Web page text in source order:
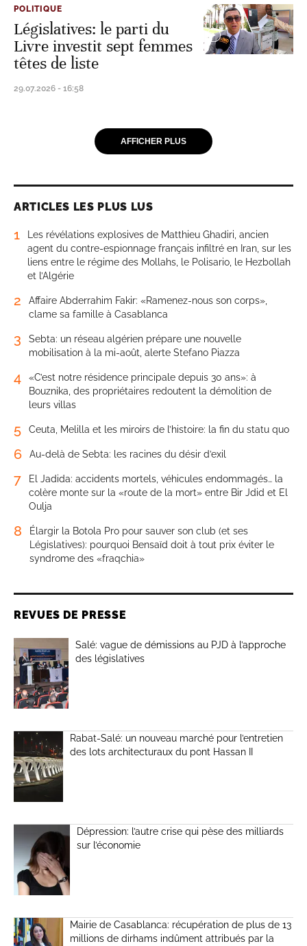
POLITIQUE
Législatives: le parti du
Livre investit sept femmes
têtes de liste
29.07.2026 - 16:58
AFFICHER PLUS
ARTICLES LES PLUS LUS
1
Les révélations explosives de Matthieu Ghadiri, ancien
agent du contre-espionnage français infiltré en Iran, sur les
liens entre le régime des Mollahs, le Polisario, le Hezbollah
et l’Algérie
2
Affaire Abderrahim Fakir: «Ramenez-nous son corps»,
clame sa famille à Casablanca
3
Sebta: un réseau algérien prépare une nouvelle
mobilisation à la mi-août, alerte Stefano Piazza
4
«C’est notre résidence principale depuis 30 ans»: à
Bouznika, des propriétaires redoutent la démolition de
leurs villas
5 Ceuta, Melilla et les miroirs de l’histoire: la fin du statu quo
6 Au-delà de Sebta: les racines du désir d’exil
7
El Jadida: accidents mortels, véhicules endommagés… la
colère monte sur la «route de la mort» entre Bir Jdid et El
Oulja
8
Élargir la Botola Pro pour sauver son club (et ses
Législatives): pourquoi Bensaïd doit à tout prix éviter le
syndrome des «fraqchia»
REVUES DE PRESSE
Salé: vague de démissions au PJD à l’approche
des législatives
Rabat-Salé: un nouveau marché pour l’entretien
des lots architecturaux du pont Hassan II
Dépression: l’autre crise qui pèse des milliards
sur l’économie
Mairie de Casablanca: récupération de plus de 13
millions de dirhams indûment attribués par la